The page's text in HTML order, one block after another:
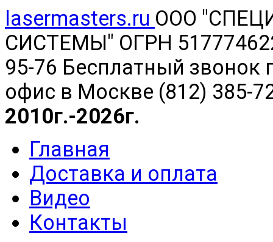
lasermasters.ru ООО "
СИСТЕМЫ" ОГРН
95-76 Бесплатный звонок
офис в Москве (812) 385-
2010г.-2026г.
Главная
Доставка и оплата
Видео
Контакты